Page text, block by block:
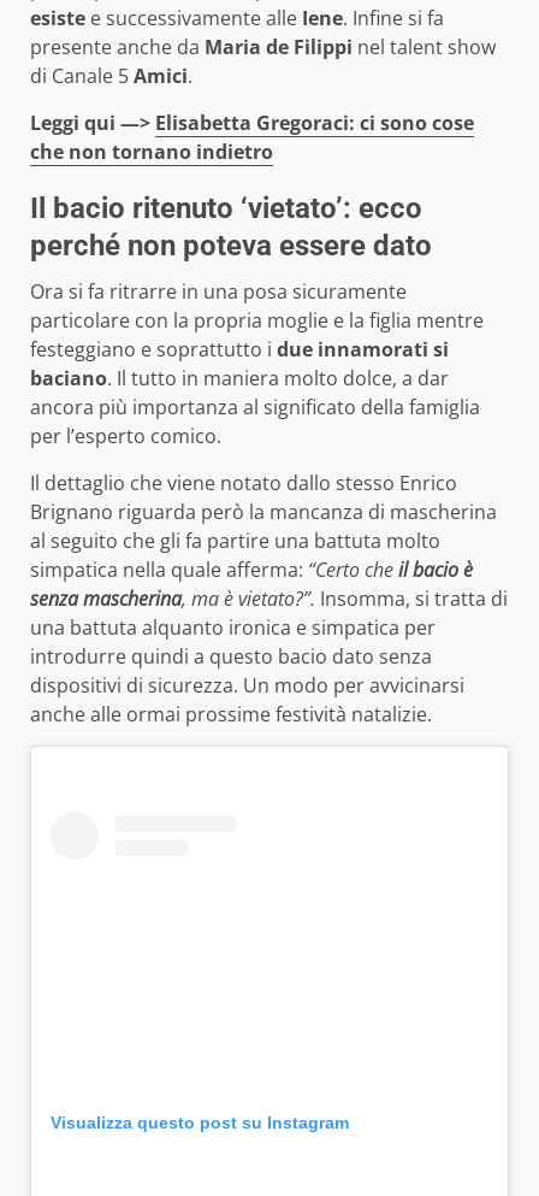
esiste e successivamente alle Iene. Infine si fa
presente anche da Maria de Filippi nel talent show
di Canale 5Amici.
Leggi qui —> Elisabetta Gregoraci: ci sono cose
che non tornano indietro
Il bacio ritenuto ‘vietato’: ecco
perché non poteva essere dato
Ora si fa ritrarre in una posa sicuramente
particolare con la propria moglie e la figlia mentre
festeggiano e soprattutto i due innamorati si
baciano. Il tutto in maniera molto dolce, a dar
ancora più importanza al significato della famiglia
per l’esperto comico.
Il dettaglio che viene notato dallo stesso Enrico
Brignano riguarda però la mancanza di mascherina
al seguito che gli fa partire una battuta molto
simpatica nella quale afferma: “Certo cheil bacio è
senza mascherina, ma è vietato?”. Insomma, si tratta di
una battuta alquanto ironica e simpatica per
introdurre quindi a questo bacio dato senza
dispositivi di sicurezza. Un modo per avvicinarsi
anche alle ormai prossime festività natalizie.
Visualizza questo post su Instagram